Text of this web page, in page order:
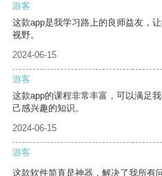
游客
这款app是我学习路上的良师益友，
视野。
2024-06-15
游客
这款app的课程非常丰富，可以满足
己感兴趣的知识。
2024-06-15
游客
这款软件简直是神器，解决了我所有问